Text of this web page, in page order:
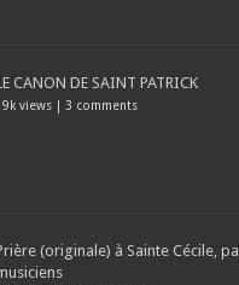
CANON DE SAINT PATRICK
views | 3 comments
(originale) à Sainte Cécile,